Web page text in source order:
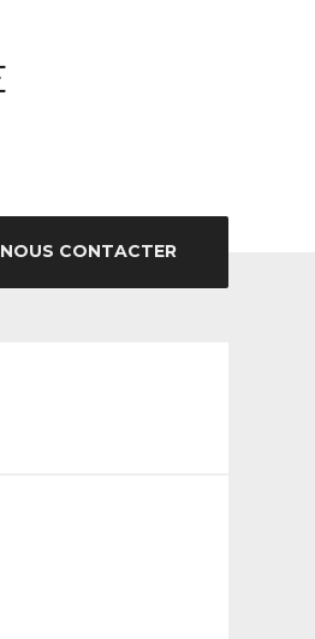
NOUS CONTACTER